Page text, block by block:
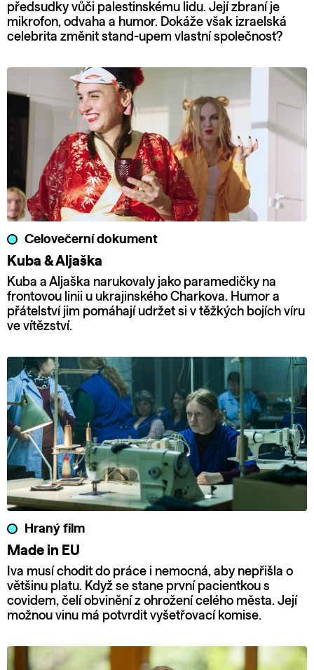
předsudky vůči palestinskému lidu. Její zbraní je
mikrofon, odvaha a humor. Dokáže však izraelská
celebrita změnit stand-upem vlastní společnost?
Celovečerní dokument
Kuba & Aljaška
Kuba a Aljaška narukovaly jako paramedičky na
frontovou linii u ukrajinského Charkova. Humor a
přátelství jim pomáhají udržet si v těžkých bojích víru
ve vítězství.
Hraný film
Made in EU
Iva musí chodit do práce i nemocná, aby nepřišla o
většinu platu. Když se stane první pacientkou s
covidem, čelí obvinění z ohrožení celého města. Její
možnou vinu má potvrdit vyšetřovací komise.